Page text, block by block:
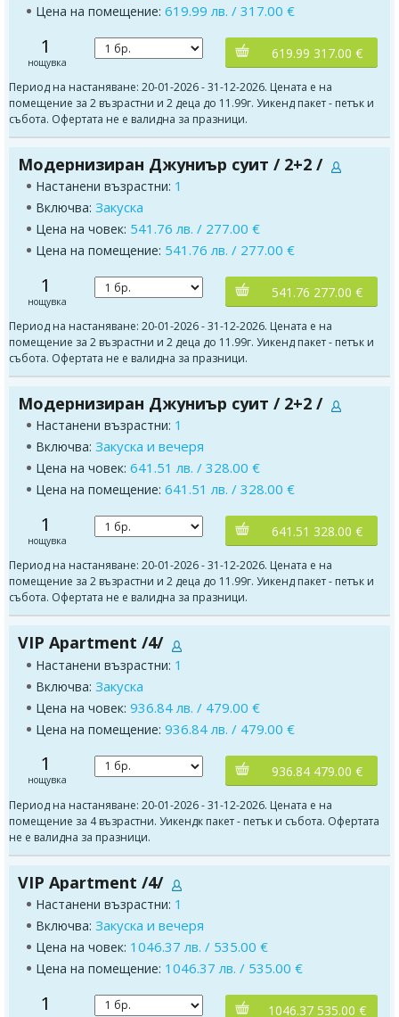
Цена на помещение: 619.99 лв. / 317.00 €
1
нощувка
619.99 317.00 €
Период на настаняване: 20-01-2026 - 31-12-2026. Цената е на
помещение за 2 възрастни и 2 деца до 11.99г. Уикенд пакет - петък и
събота. Офертата не е валидна за празници.
Модернизиран Джуниър суит / 2+2 /
Настанени възрастни: 1
Включва: Закуска
Цена на човек: 541.76 лв. / 277.00 €
Цена на помещение: 541.76 лв. / 277.00 €
1
нощувка
541.76 277.00 €
Период на настаняване: 20-01-2026 - 31-12-2026. Цената е на
помещение за 2 възрастни и 2 деца до 11.99г. Уикенд пакет - петък и
събота. Офертата не е валидна за празници.
Модернизиран Джуниър суит / 2+2 /
Настанени възрастни: 1
Включва: Закуска и вечеря
Цена на човек: 641.51 лв. / 328.00 €
Цена на помещение: 641.51 лв. / 328.00 €
1
нощувка
641.51 328.00 €
Период на настаняване: 20-01-2026 - 31-12-2026. Цената е на
помещение за 2 възрастни и 2 деца до 11.99г. Уикенд пакет - петък и
събота. Офертата не е валидна за празници.
VIP Apartment /4/
Настанени възрастни: 1
Включва: Закуска
Цена на човек: 936.84 лв. / 479.00 €
Цена на помещение: 936.84 лв. / 479.00 €
1
нощувка
936.84 479.00 €
Период на настаняване: 20-01-2026 - 31-12-2026. Цената е на
помещение за 4 възрастни. Уикендк пакет - петък и събота. Офертата
не е валидна за празници.
VIP Apartment /4/
Настанени възрастни: 1
Включва: Закуска и вечеря
Цена на човек: 1046.37 лв. / 535.00 €
Цена на помещение: 1046.37 лв. / 535.00 €
1 1046.37 535.00 €